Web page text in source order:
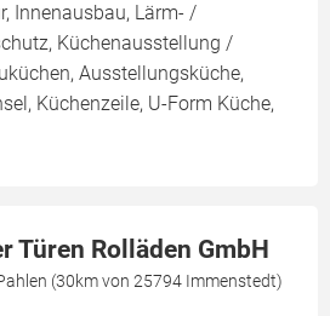
Innenausbau, Lärm- /
Küchenausstellung /
Ausstellungsküche,
Küchenzeile, U-Form Küche,
Türen Rolläden GmbH
(30km von 25794 Immenstedt)